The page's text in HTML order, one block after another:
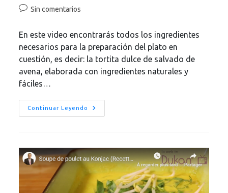
entrada:
entrada:
de
Comentarios
entrada:
Sin comentarios
En este video encontrarás todos los ingredientes
necesarios para la preparación del plato en
cuestión, es decir: la tortita dulce de salvado de
avena, elaborada con ingredientes naturales y
fáciles…
Continuar Leyendo
La
Tortita
Avena
(Receta
Dukan)